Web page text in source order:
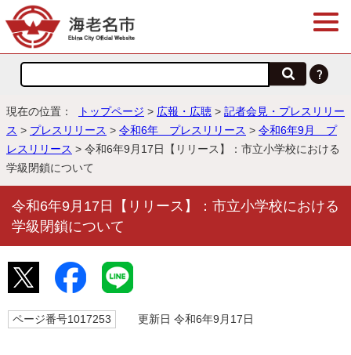
現在の位置： トップページ > 広報・広聴 > 記者会見・プレスリリー
ス > プレスリリース > 令和6年 プレスリリース > 令和6年9月 プ
レスリリース > 令和6年9月17日【リリース】：市立小学校における
学級閉鎖について
令和6年9月17日【リリース】：市立小学校における
学級閉鎖について
ページ番号1017253 更新日 令和6年9月17日